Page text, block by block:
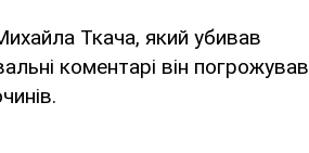
Ткача, який убивав
коментарі він погрожував